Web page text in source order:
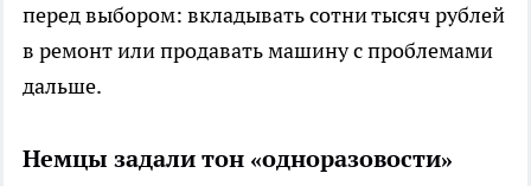
перед выбором: вкладывать сотни тысяч рублей
в ремонт или продавать машину с проблемами
дальше.
Немцы задали тон «одноразовости»